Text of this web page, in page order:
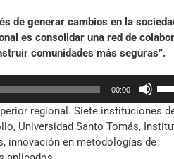
el
de generar cambios en la
es consolidar una red de
comunidades más seguras”.
00:00
de
regional. Siete instituciones
Universidad Santo Tomás,
innovación en metodologías de